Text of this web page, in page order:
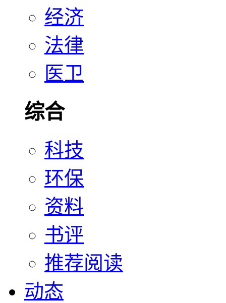
经济
法律
医卫
综合
科技
环保
资料
书评
推荐阅读
动态